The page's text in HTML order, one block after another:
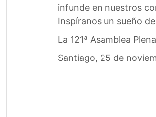
infunde en nuestros
Inspíranos un sueño
La 121ª Asamblea
Santiago, 25 de